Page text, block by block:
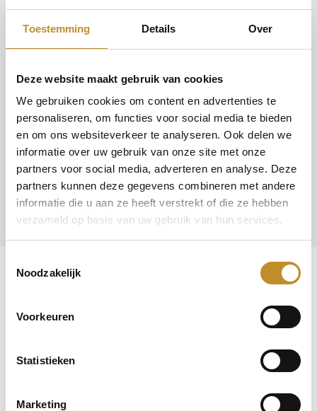
Toestemming Details Over
Deze website maakt gebruik van cookies
We gebruiken cookies om content en advertenties te
personaliseren, om functies voor social media te bieden
en om ons websiteverkeer te analyseren. Ook delen we
informatie over uw gebruik van onze site met onze
partners voor social media, adverteren en analyse. Deze
partners kunnen deze gegevens combineren met andere
informatie die u aan ze heeft verstrekt of die ze hebben
verzameld op basis van uw gebruik van hun services.
Noodzakelijk
Voorkeuren
Statistieken
Marketing
Naar stap 2
Veelgestelde vragen
Hoe maak ik een Durea account aan?
Hoe weet ik of een schoen op voorraad is?